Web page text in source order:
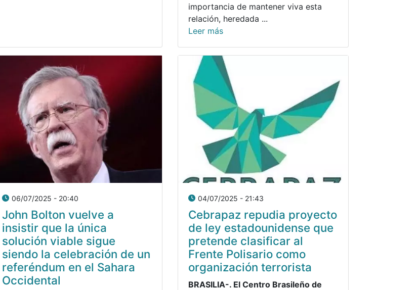
importancia de mantener viva esta
relación, heredada ...
Leer más
06/07/2025 - 20:40
John Bolton vuelve a
insistir que la única
solución viable sigue
siendo la celebración de un
referéndum en el Sahara
Occidental
04/07/2025 - 21:43
Cebrapaz repudia proyecto
de ley estadounidense que
pretende clasificar al
Frente Polisario como
organización terrorista
BRASILIA-. El Centro Brasileño de